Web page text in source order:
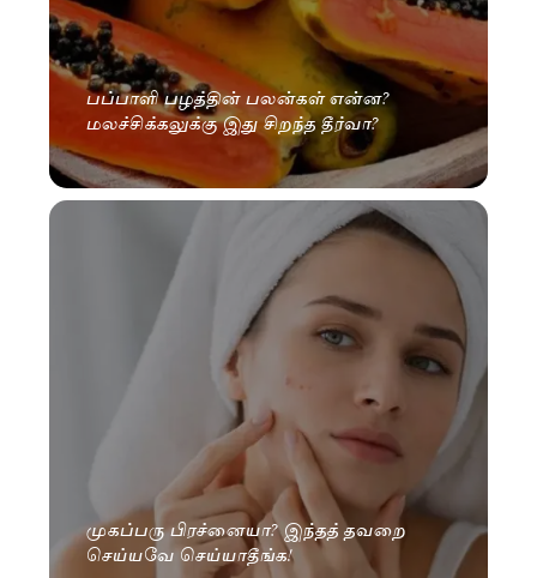
பப்பாளி பழத்தின் பலன்கள் என்ன?
மலச்சிக்கலுக்கு இது சிறந்த தீர்வா?
முகப்பரு பிரச்னையா? இந்தத் தவறை
செய்யவே செய்யாதீங்க!